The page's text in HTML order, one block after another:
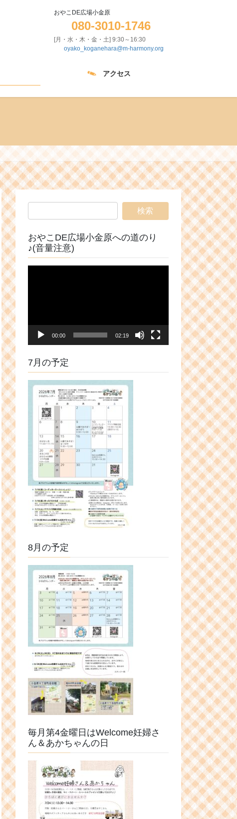
おやこDE広場小金原
080-3010-1746
[月・水・木・金・土] 9:30～16:30
oyako_koganehara@m-harmony.org
アクセス
おやこDE広場小金原への道のり
♪(音量注意)
00:00 02:19
7月の予定
8月の予定
毎月第4金曜日はWelcome妊婦さ
ん＆あかちゃんの日